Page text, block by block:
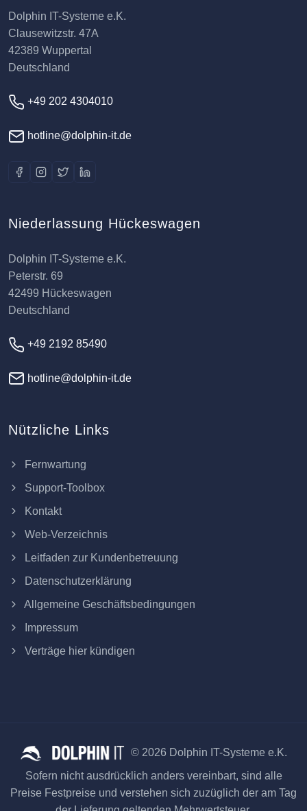
Dolphin IT-Systeme e.K.
Clausewitzstr. 47A
42389 Wuppertal
Deutschland
+49 202 4304010
hotline@dolphin-it.de
Niederlassung Hückeswagen
Dolphin IT-Systeme e.K.
Peterstr. 69
42499 Hückeswagen
Deutschland
+49 2192 85490
hotline@dolphin-it.de
Nützliche Links
Fernwartung
Support-Toolbox
Kontakt
Web-Verzeichnis
Leitfaden zur Kundenbetreuung
Datenschutzerklärung
Allgemeine Geschäftsbedingungen
Impressum
Verträge hier kündigen
© 2026 Dolphin IT-Systeme e.K.
Sofern nicht ausdrücklich anders vereinbart, sind alle
Preise Festpreise und verstehen sich zuzüglich der am Tag